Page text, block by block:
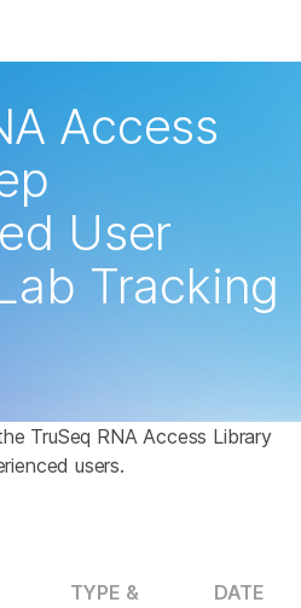
Access
User
Tracking
TruSeq RNA Access Library
users.
TYPE &
DATE
临床肿瘤学